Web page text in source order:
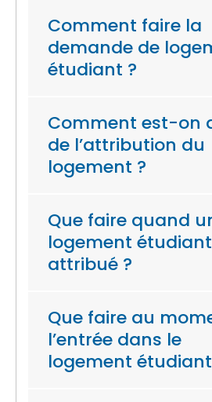
Comment faire la
demande de
étudiant ?
Comment est-on
de l’attribution du
logement ?
Que faire quand
logement
attribué ?
Que faire au
l’entrée dans le
logement